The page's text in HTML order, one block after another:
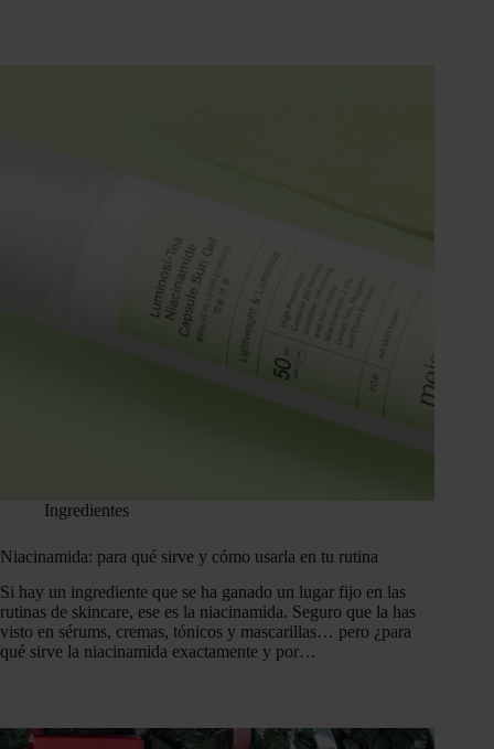
Ingredientes
Niacinamida: para qué sirve y cómo usarla en tu rutina
Si hay un ingrediente que se ha ganado un lugar fijo en las
rutinas de skincare, ese es la niacinamida. Seguro que la has
visto en sérums, cremas, tónicos y mascarillas… pero ¿para
qué sirve la niacinamida exactamente y por…